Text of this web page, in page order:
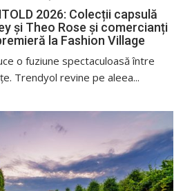
2026: Colecții capsulă
și Theo Rose și comercianți
la Fashion Village
o fuziune spectaculoasă între
Trendyol revine pe aleea...